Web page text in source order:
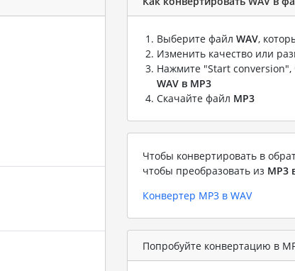
Выберите файл WAV,
Изменить качество или
Нажмите "Start
WAV в MP3
Скачайте файл MP3
Чтобы конвертировать в
чтобы преобразовать из MP3
Конвертер MP3 в WAV
Попробуйте конвертацию в